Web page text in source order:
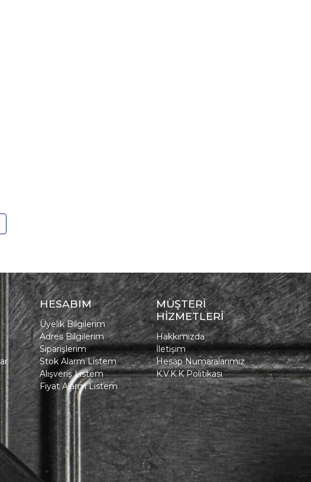
HESABIM
Üyelik Bilgilerim
Adres Bilgilerim
Siparişlerim
Stok Alarm Listem
Alışveriş Listem
Fiyat Alarm Listem
MÜŞTERİ
HİZMETLERİ
Hakkımızda
İletişim
Hesap Numaralarımız
K.V.K.K Politikası